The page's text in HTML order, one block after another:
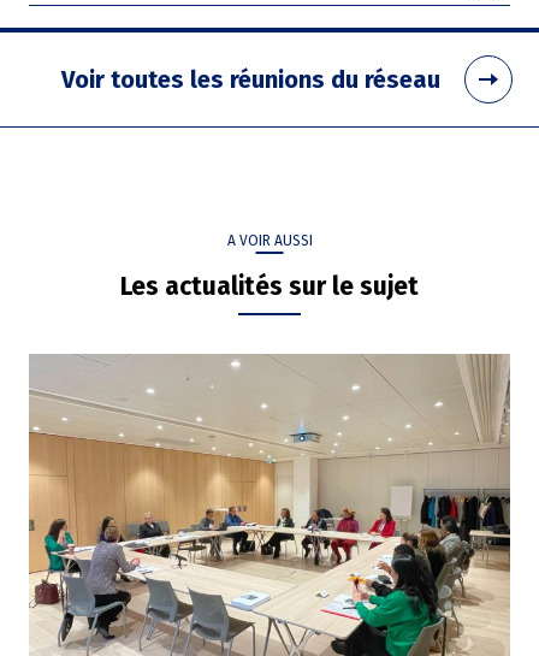
Voir toutes les réunions du réseau
A VOIR AUSSI
Les actualités sur le sujet